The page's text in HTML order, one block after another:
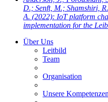
D.; Senft, M.; Shamshiri,
A. (2022): IoT platform
implementation for the
Über Uns
Leitbild
Team
Organisation
Unsere Kompetenzen